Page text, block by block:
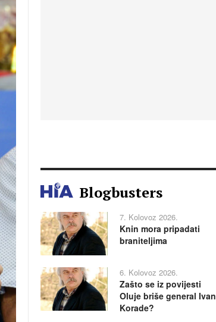
Blogbusters
7. Kolovoz 2026.
Knin mora pripadati
braniteljima
6. Kolovoz 2026.
Zašto se iz povijesti
Oluje briše general Ivan
Korade?